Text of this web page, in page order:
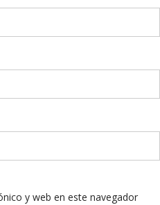
y web en este navegador